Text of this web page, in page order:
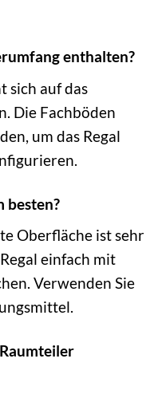
enthalten?
sich auf das
Die Fachböden
um das Regal
besten?
Oberfläche ist sehr
einfach mit
Verwenden Sie